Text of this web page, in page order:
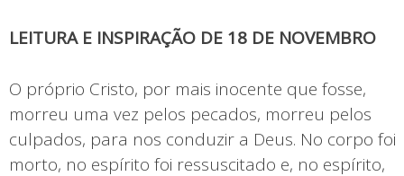
LEITURA E INSPIRAÇÃO DE 18 DE NOVEMBRO
O próprio Cristo, por mais inocente que fosse,
morreu uma vez pelos pecados, morreu pelos
culpados, para nos conduzir a Deus. No corpo foi
morto, no espírito foi ressuscitado e, no espírito,